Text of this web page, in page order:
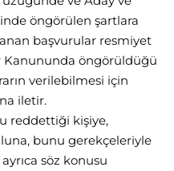
öngörülen şartlara
başvurular resmiyet
Kanununda öngörüldüğü
verilebilmesi için
iletir.
reddettiği kişiye,
bunu gerekçeleriyle
söz konusu